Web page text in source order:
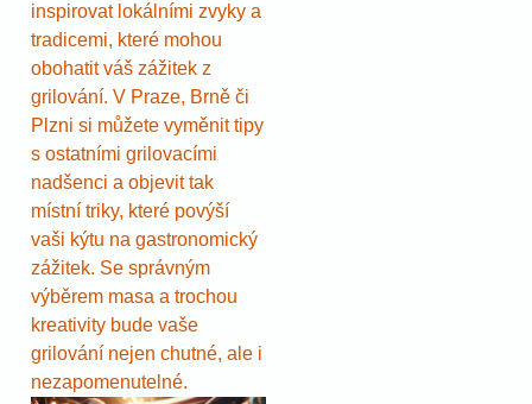
inspirovat lokálními zvyky a
tradicemi, které mohou
obohatit váš zážitek z
grilování. V Praze, Brně či
Plzni si můžete vyměnit tipy
s ostatními grilovacími
nadšenci a objevit tak
místní triky, které povýší
vaši kýtu na gastronomický
zážitek. Se správným
výběrem masa a trochou
kreativity bude vaše
grilování nejen chutné, ale i
nezapomenutelné.